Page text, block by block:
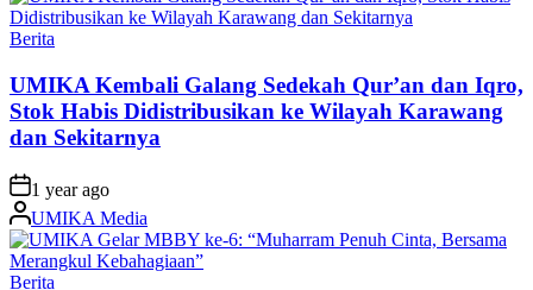
Posted
Berita
UMIKA Kembali Galang Sedekah Qur’an dan Iqro,
Stok Habis Didistribusikan ke Wilayah Karawang
dan Sekitarnya
on 1 year ago
Posted
by
UMIKA Media
Posted
Berita